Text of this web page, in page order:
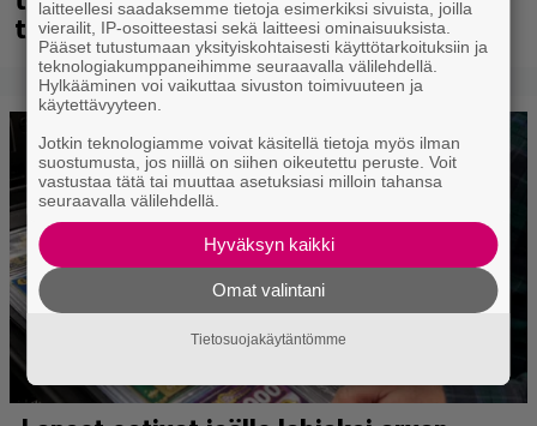
täältä
laitteellesi saadaksemme tietoja esimerkiksi sivuista, joilla
vierailit, IP-osoitteestasi sekä laitteesi ominaisuuksista.
Pääset tutustumaan yksityiskohtaisesti käyttötarkoituksiin ja
teknologiakumppaneihimme seuraavalla välilehdellä.
Hylkääminen voi vaikuttaa sivuston toimivuuteen ja
käytettävyyteen.
Jotkin teknologiamme voivat käsitellä tietoja myös ilman
suostumusta, jos niillä on siihen oikeutettu peruste. Voit
vastustaa tätä tai muuttaa asetuksiasi milloin tahansa
seuraavalla välilehdellä.
Hyväksyn kaikki
Omat valintani
Tietosuojakäytäntömme